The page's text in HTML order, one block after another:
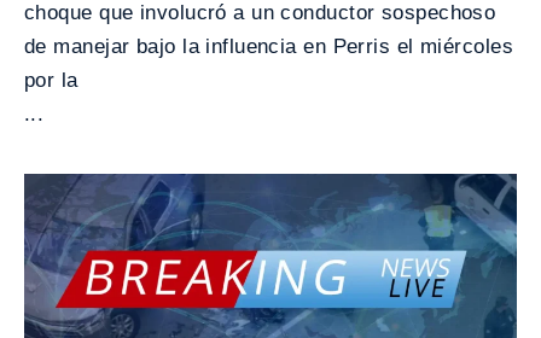
choque que involucró a un conductor sospechoso
de manejar bajo la influencia en Perris el miércoles
por la
...